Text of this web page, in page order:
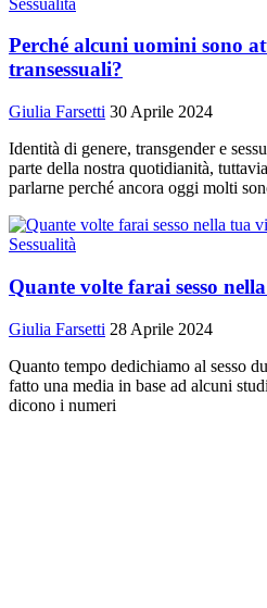
Perché alcuni uomini sono
transessuali?
Giulia Farsetti 30 Aprile 2024
Identità di genere, transgender e
parte della nostra quotidianità,
parlarne perché ancora oggi molti
Sessualità
Quante volte farai sesso
Giulia Farsetti 28 Aprile 2024
Quanto tempo dedichiamo al sesso
fatto una media in base ad alcuni
dicono i numeri